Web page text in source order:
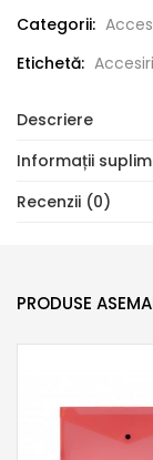
Categorii:
Etichetă:
Descriere
Informații
Recenzii (0)
PRODUSE